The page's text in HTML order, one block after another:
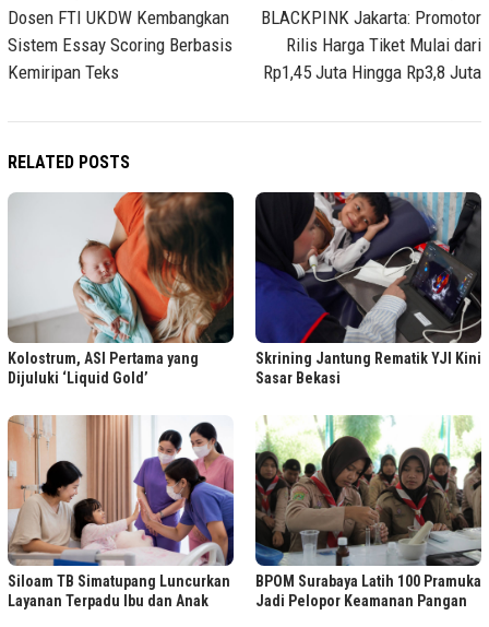
navigation
Dosen FTI UKDW Kembangkan
Sistem Essay Scoring Berbasis
Kemiripan Teks
BLACKPINK Jakarta: Promotor
Rilis Harga Tiket Mulai dari
Rp1,45 Juta Hingga Rp3,8 Juta
RELATED POSTS
Kolostrum, ASI Pertama yang
Dijuluki ‘Liquid Gold’
Skrining Jantung Rematik YJI Kini
Sasar Bekasi
Siloam TB Simatupang Luncurkan
Layanan Terpadu Ibu dan Anak
BPOM Surabaya Latih 100 Pramuka
Jadi Pelopor Keamanan Pangan